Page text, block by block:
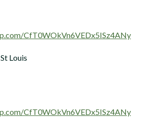
CfT0WOkVn6VEDx5ISz4ANy
Louis
CfT0WOkVn6VEDx5ISz4ANy